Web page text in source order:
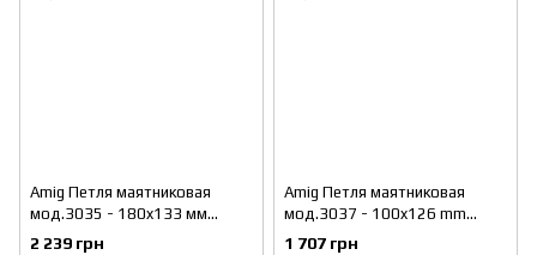
Amig Петля маятниковая
мод.3035 - 180x133 мм
черная*
2 239 грн
Amig Петля маятниковая
мод.3037 - 100x126 mm
нержавеющая сталь*
1 707 грн